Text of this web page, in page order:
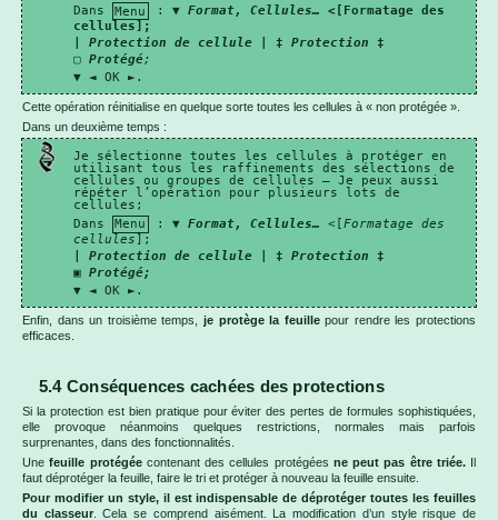
Dans
Menu : ▼ Format, Cellules… <[Formatage des
cellules];
|Protection de cellule | ‡Protection ‡
▢Protégé;
▼ ◄ OK ►.
Cette opération réinitialise en quelque sorte toutes les cellules à « non protégée ».
Dans un deuxième temps :
Je sélectionne toutes les cellules à protéger en
utilisant tous les raffinements des sélections de
cellules ou groupes de cellules – Je peux aussi
répéter l’opération pour plusieurs lots de
cellules;
Dans
Menu : ▼ Format, Cellules… <[ Formatage des
cellules ];
|Protection de cellule | ‡Protection ‡
▣Protégé;
▼ ◄ OK ►.
Enfin, dans un troisième temps, je protège la feuillepour rendre les protections
efficaces.
5.4 Conséquences cachées des protections
Si la protection est bien pratique pour éviter des pertes de formules sophistiquées,
elle provoque néanmoins quelques restrictions, normales mais parfois
surprenantes, dans des fonctionnalités.
Unefeuille protégéecontenant des cellules protégées ne peut pas être triée.Il
faut déprotéger la feuille, faire le tri et protéger à nouveau la feuille ensuite.
Pour modifier un style, il est indispensable de déprotéger toutes les feuilles
du classeur. Cela se comprend aisément. La modification d’un style risque de